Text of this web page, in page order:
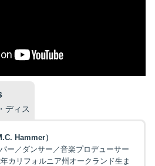
ディス
Hammer）
ー／ダンサー／音楽プロデューサー
カリフォルニア州オークランド生ま